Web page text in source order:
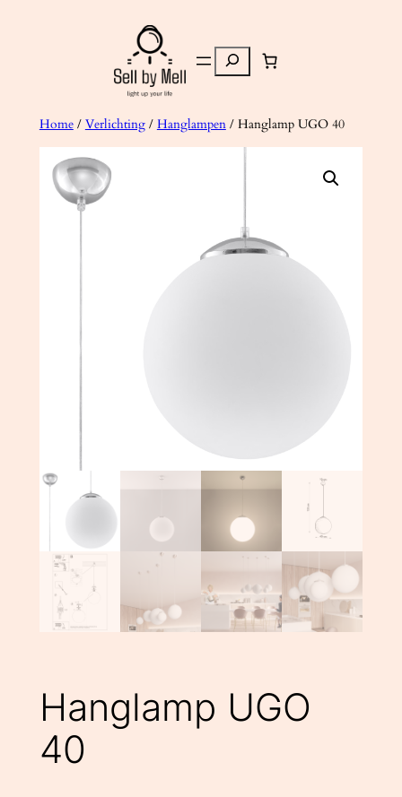
Zoeken
Home/ Verlichting/ Hanglampen/ Hanglamp UGO 40
Hanglamp UGO
40